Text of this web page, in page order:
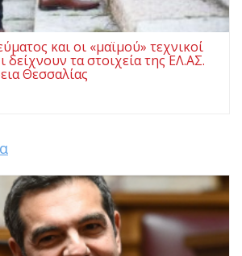
και οι «μαϊμού» τεχνικοί
τα στοιχεία της ΕΛ.ΑΣ.
Θεσσαλίας